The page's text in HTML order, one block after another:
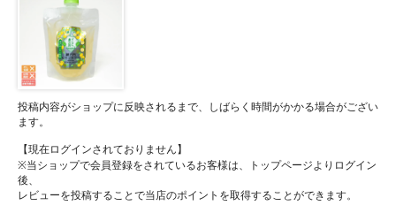
投稿内容がショップに反映されるまで、しばらく時間がかかる場合がござい
ます。
【現在ログインされておりません】
※当ショップで会員登録をされているお客様は、トップページよりログイン
後、
レビューを投稿することで当店のポイントを取得することができます。